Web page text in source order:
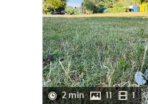
2 min 11 1